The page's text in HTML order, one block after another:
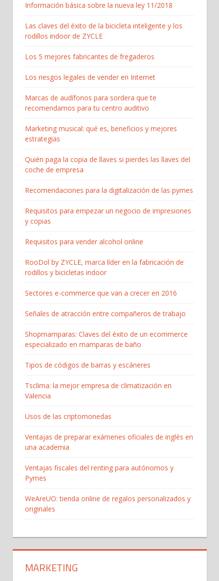
Información básica sobre la nueva ley 11/2018
Las claves del éxito de la bicicleta inteligente y los
rodillos indoor de ZYCLE
Los 5 mejores fabricantes de fregaderos
Los riesgos legales de vender en Internet
Marcas de audífonos para sordera que te
recomendamos para tu centro auditivo
Marketing musical: qué es, beneficios y mejores
estrategias
Quién paga la copia de llaves si pierdes las llaves del
coche de empresa
Recomendaciones para la digitalización de las pymes
Requisitos para empezar un negocio de impresiones
y copias
Requisitos para vender alcohol online
RooDol by ZYCLE, marca líder en la fabricación de
rodillos y bicicletas indoor
Sectores e-commerce que van a crecer en 2016
Señales de atracción entre compañeros de trabajo
Shopmamparas: Claves del éxito de un ecommerce
especializado en mamparas de baño
Tipos de códigos de barras y escáneres
Tsclima: la mejor empresa de climatización en
Valencia
Usos de las criptomonedas
Ventajas de preparar exámenes oficiales de inglés en
una academia
Ventajas fiscales del renting para autónomos y
Pymes
WeAreUO: tienda online de regalos personalizados y
originales
MARKETING